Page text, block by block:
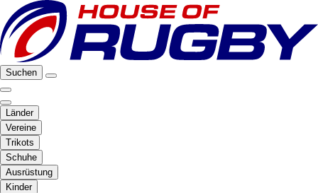
Suchen
Länder
Vereine
Trikots
Schuhe
Ausrüstung
Kinder